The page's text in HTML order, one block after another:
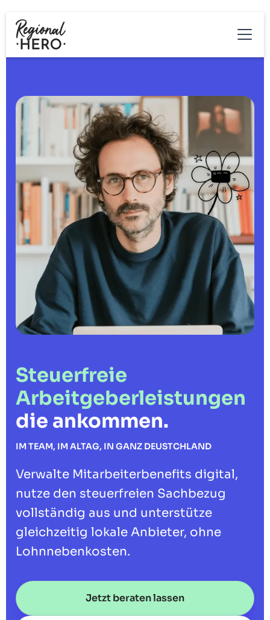
Steuerfreie
Arbeitgeberleistungen
die ankommen.
IM TEAM, IM ALTAG, IN GANZ DEUSTCHLAND
Verwalte Mitarbeiterbenefits digital,
nutze den steuerfreien Sachbezug
vollständig aus und unterstütze
gleichzeitig lokale Anbieter, ohne
Lohnnebenkosten.
Jetzt beraten lassen